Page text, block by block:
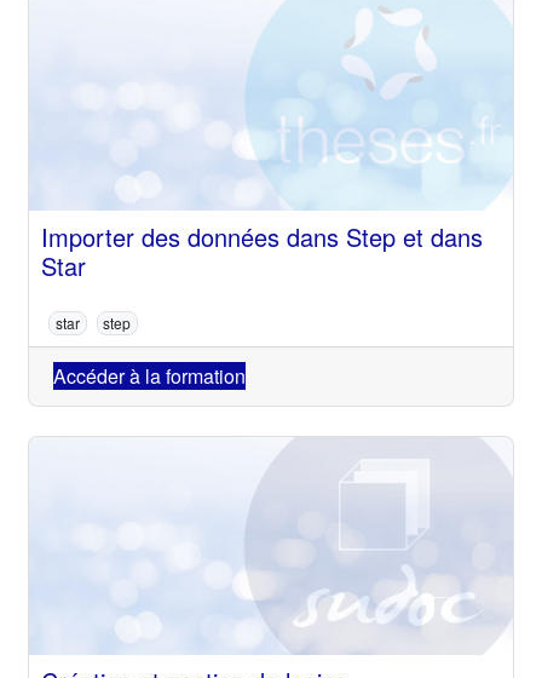
Importer des données dans Step et dans
Star
star step
Accéder à la formation